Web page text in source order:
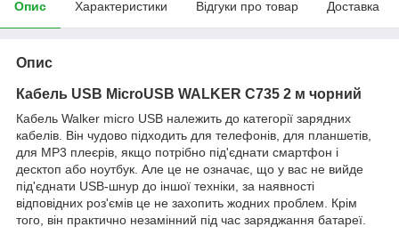
Опис Характеристики Відгуки про товар Доставка
Опис
Кабель USB MicroUSB WALKER C735 2 м чорний
Кабель Walker micro USB належить до категорії зарядних
кабелів. Він чудово підходить для телефонів, для планшетів,
для MP3 плеєрів, якщо потрібно під'єднати смартфон і
десктоп або ноутбук. Але це не означає, що у вас не вийде
під'єднати USB-шнур до іншої техніки, за наявності
відповідних роз'ємів це не захопить жодних проблем. Крім
того, він практично незамінний під час заряджання батареї.